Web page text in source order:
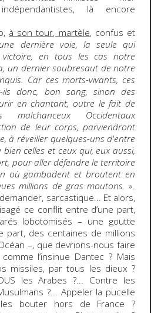
là encore
à son tour, martèle, confus et
dernière voie, la seule qui
en tous les cas notre
un dernier soubresaut de notre
Car ces morts-vivants, ces
ils donc, bon sang, sinon des
en chantant, outre le fait de
malchanceux Occidentaux
de leur corps, parviendront
à réveiller quelques-uns d'entre
celles et ceux qui, eux aussi,
pour aller défendre le territoire
où gambadent et broutent en
millions de gras moutons. ».
sarcastique… Et alors,
ce conflit entre d’une part,
lobotomisés – une goutte
part, des centaines de millions
–, que devrions-nous faire
comme l’insinue Dantec ? Mais
missiles, par tous les dieux ?
les Arabes ?... Contre les
?... Appeler la pucelle
bouter hors de France ?